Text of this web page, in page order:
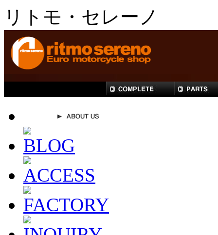
リトモ・セレーノ